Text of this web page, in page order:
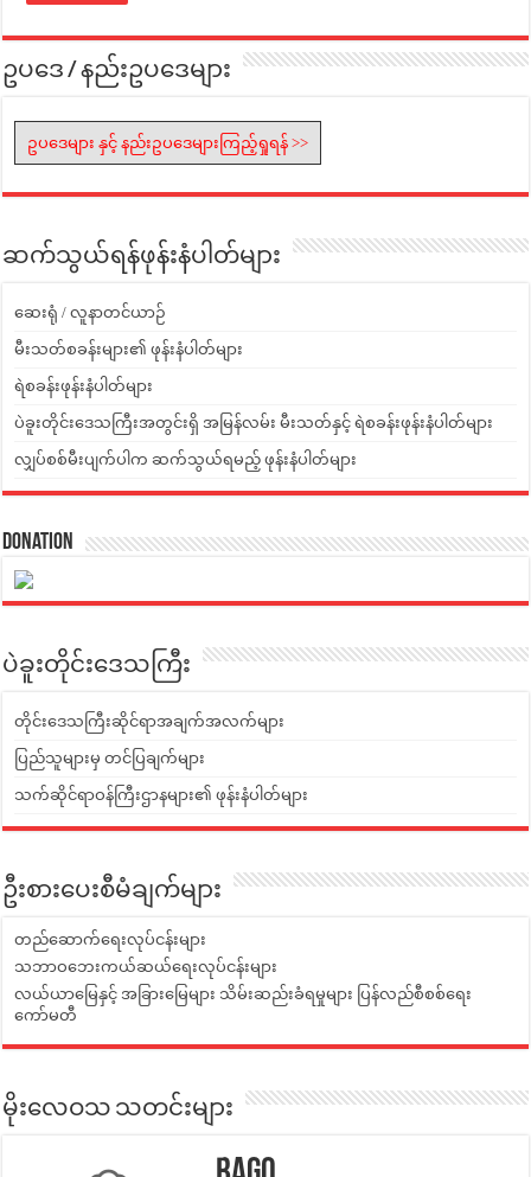
ဥပဒေ / နည်းဥပဒေများ
ဥပဒေများ နှင့် နည်းဥပဒေများကြည့်ရှုရန် >>
ဆက်သွယ်ရန်ဖုန်းနံပါတ်များ
ဆေးရုံ / လူနာတင်ယာဉ်
မီးသတ်စခန်းများ၏ ဖုန်းနံပါတ်များ
ရဲစခန်းဖုန်းနံပါတ်များ
ပဲခူးတိုင်းဒေသကြီးအတွင်းရှိ အမြန်လမ်း မီးသတ်နှင့် ရဲစခန်းဖုန်းနံပါတ်များ
လျှပ်စစ်မီးပျက်ပါက ဆက်သွယ်ရမည့် ဖုန်းနံပါတ်များ
Donation
ပဲခူးတိုင်းဒေသကြီး
တိုင်းဒေသကြီးဆိုင်ရာအချက်အလက်များ
ပြည်သူများမှ တင်ပြချက်များ
သက်ဆိုင်ရာဝန်ကြီးဌာနများ၏ ဖုန်းနံပါတ်များ
ဦးစားပေးစီမံချက်များ
တည်ဆောက်ရေးလုပ်ငန်းများ
သဘာဝဘေးကယ်ဆယ်ရေးလုပ်ငန်းများ
လယ်ယာမြေနှင့် အခြားမြေများ သိမ်းဆည်းခံရမှုများ ပြန်လည်စီစစ်ရေး
ကော်မတီ
မိုးလေဝသ သတင်းများ